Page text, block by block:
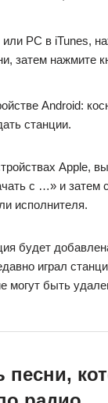
PC в iTunes,
затем нажмите
Android:
станции.
Apple,
с …» и затем
исполнителя.
будет
играл
могут быть
песни,